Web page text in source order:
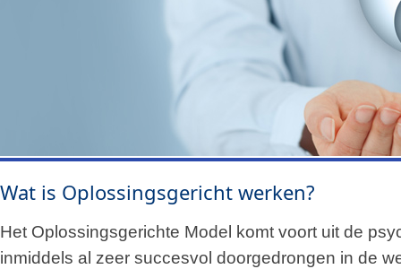
Wat is Oplossingsgericht werken?
Het Oplossingsgerichte Model komt voort uit de
inmiddels al zeer succesvol doorgedrongen in de